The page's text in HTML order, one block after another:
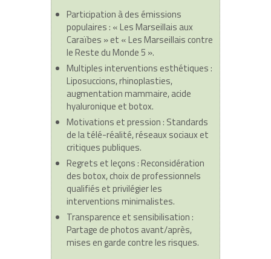
Participation à des émissions
populaires: « Les Marseillais aux
Caraïbes » et « Les Marseillais contre
le Reste du Monde 5 ».
Multiples interventions esthétiques:
Liposuccions, rhinoplasties,
augmentation mammaire, acide
hyaluronique et botox.
Motivations et pression: Standards
de la télé-réalité, réseaux sociaux et
critiques publiques.
Regrets et leçons: Reconsidération
des botox, choix de professionnels
qualifiés et privilégier les
interventions minimalistes.
Transparence et sensibilisation:
Partage de photos avant/après,
mises en garde contre les risques.